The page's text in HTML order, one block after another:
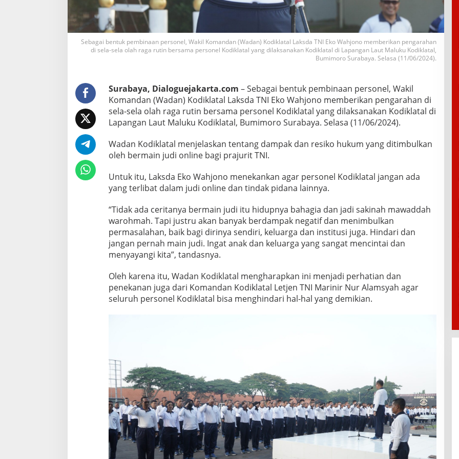
n
e
K
o
d
a
a
l
H
n
d
a
i
J
d
i
O
n
l
i
Sebagai bentuk pembinaan personel, Wakil Komandan (Wadan) Kodiklatal Laksda TNI Eko Wahjono memberikan pengarahan
di sela-sela olah raga rutin bersama personel Kodiklatal yang dilaksanakan Kodiklatal di Lapangan Laut Maluku Kodiklatal,
Bumimoro Surabaya. Selasa (11/06/2024).
Surabaya, Dialoguejakarta.com – Sebagai bentuk pembinaan personel, Wakil
Komandan (Wadan) Kodiklatal Laksda TNI Eko Wahjono memberikan pengarahan di
sela-sela olah raga rutin bersama personel Kodiklatal yang dilaksanakan Kodiklatal di
Lapangan Laut Maluku Kodiklatal, Bumimoro Surabaya. Selasa (11/06/2024).
Wadan Kodiklatal menjelaskan tentang dampak dan resiko hukum yang ditimbulkan
oleh bermain judi online bagi prajurit TNI.
Untuk itu, Laksda Eko Wahjono menekankan agar personel Kodiklatal jangan ada
yang terlibat dalam judi online dan tindak pidana lainnya.
“Tidak ada ceritanya bermain judi itu hidupnya bahagia dan jadi sakinah mawaddah
warohmah. Tapi justru akan banyak berdampak negatif dan menimbulkan
permasalahan, baik bagi dirinya sendiri, keluarga dan institusi juga. Hindari dan
jangan pernah main judi. Ingat anak dan keluarga yang sangat mencintai dan
menyayangi kita”, tandasnya.
Oleh karena itu, Wadan Kodiklatal mengharapkan ini menjadi perhatian dan
penekanan juga dari Komandan Kodiklatal Letjen TNI Marinir Nur Alamsyah agar
seluruh personel Kodiklatal bisa menghindari hal-hal yang demikian.